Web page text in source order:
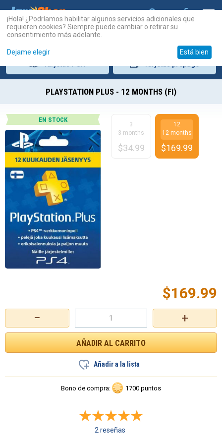
PLAYSTATION PLUS - 12 MONTHS (FI)
EN STOCK
+
−
$169.99
Añadir a la lista
Bono de compra: 1700 puntos
2 reseñas
3
3 months
$34.99
12
12 months
$169.99
¡Hola! ¿Podríamos habilitar algunos servicios adicionales que
requieren cookies? Siempre puede cambiar o retirar su
consentimiento más adelante.
Dejame elegir Está bien